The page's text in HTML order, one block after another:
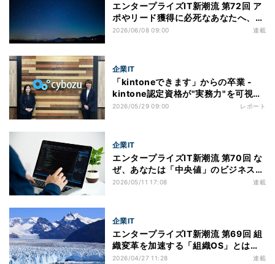
エンタープライズIT新潮流 第72回 ア
ポやリード獲得に必死なあなたへ、AI
時代になぜ選ばれないのか
2026/06/08 09:00 連載
企業IT
「kintoneできます」からの卒業 -
kintone認定資格が"実務力"を可視化
する
2026/05/29 09:00 レポート
企業IT
エンタープライズIT新潮流 第70回 な
ぜ、あなたは「中央値」のビジネスパ
ーソンで終わるのか
2026/05/11 17:08 連載
企業IT
エンタープライズIT新潮流 第69回 組
織変革を加速する「組織OS」とは？
ピーター・センゲに学ぶ"学習する組
2026/04/27 11:28 連載